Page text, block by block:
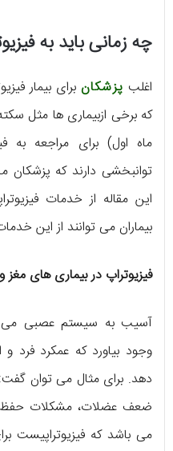
چه زمانی باید به
اغلب پزشکانبرای بیمار
ماه اول) برای مراجعه به
توانبخشی دارند که پزشکان
این مقاله از خدمات
بیماران می توانند از این
فیزیوتراپ در بیماری های
آسیب به سیستم عصبی می
وجود بیاورد که عمکرد فرد و
دهد. برای مثال می توان
ضعف عضلات، مشکلات حفظ
می باشد که فیزیوتراپیست